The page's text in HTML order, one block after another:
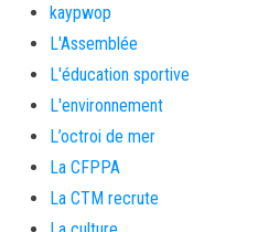
kaypwop
L'Assemblée
L'éducation sportive
L'environnement
L’octroi de mer
La CFPPA
La CTM recrute